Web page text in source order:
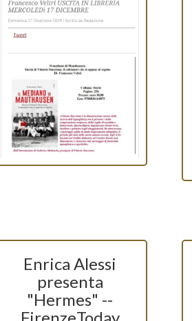
Enrica Alessi
presenta
"Hermes" --